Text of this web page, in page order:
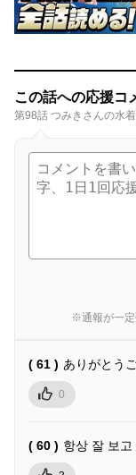
この話への応援コ
第98話 つみきさんの水着
※通報が一定
( 61 ) ありがとう
0
( 60 ) 항상 잘 보